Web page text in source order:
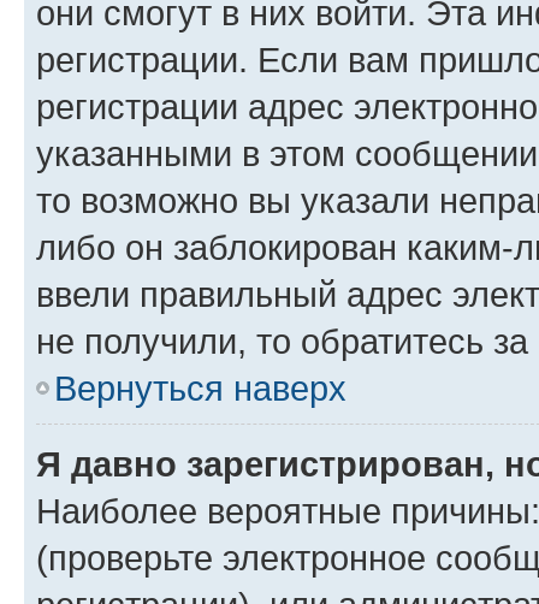
они смогут в них войти. Эта
регистрации. Если вам
регистрации адрес
указанными в этом
то возможно вы указали
либо он заблокирован
ввели правильный адрес
не получили, то обратитесь
Вернуться наверх
Я давно зарегистрирован,
Наиболее вероятные
(проверьте электронное